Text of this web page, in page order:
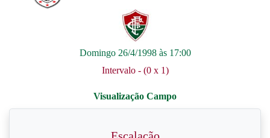
Domingo 26/4/1998 às 17:00
Intervalo - (0 x 1)